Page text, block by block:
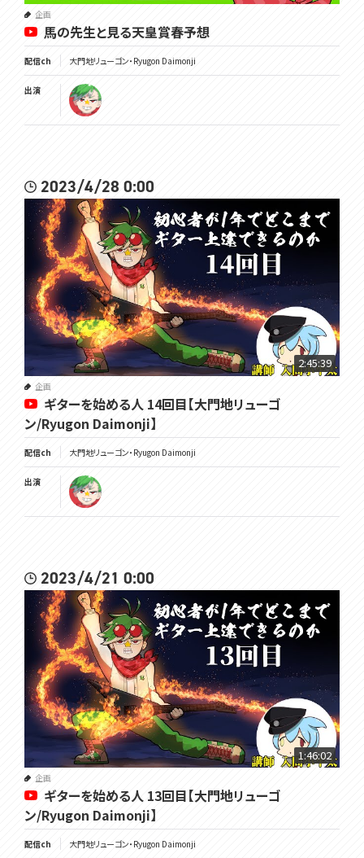
企画
馬の先生と見る天皇賞春予想
配信ch 大門地リューゴン・Ryugon Daimonji
出演
2023/4/28 0:00
2:45:39
企画
ギターを始める人 14回目【大門地リューゴ
ン/Ryugon Daimonji】
配信ch 大門地リューゴン・Ryugon Daimonji
出演
2023/4/21 0:00
1:46:02
企画
ギターを始める人 13回目【大門地リューゴ
ン/Ryugon Daimonji】
配信ch 大門地リューゴン・Ryugon Daimonji